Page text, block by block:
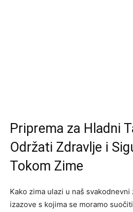
Priprema za Hladni
Održati Zdravlje i
Tokom Zime
Kako zima ulazi u naš
izazove s kojima se moramo